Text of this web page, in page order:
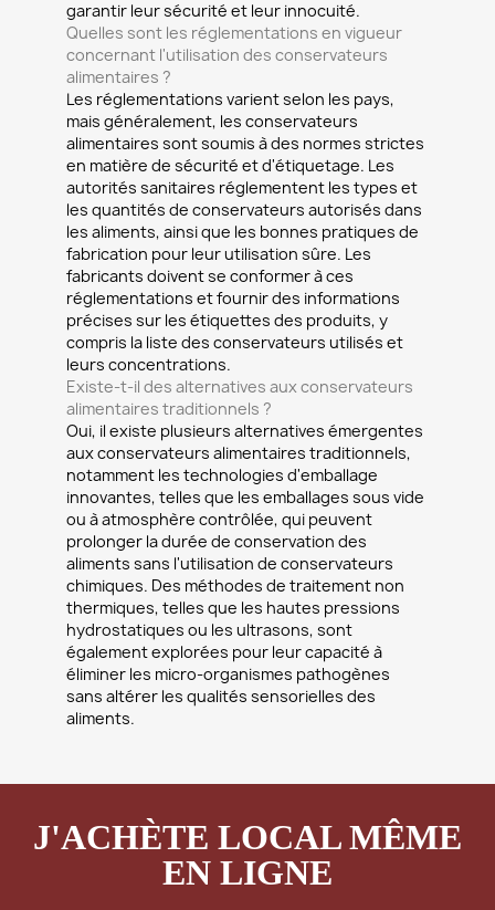
garantir leur sécurité et leur innocuité.
Quelles sont les réglementations en vigueur
concernant l'utilisation des conservateurs
alimentaires ?
Les réglementations varient selon les pays,
mais généralement, les conservateurs
alimentaires sont soumis à des normes strictes
en matière de sécurité et d'étiquetage. Les
autorités sanitaires réglementent les types et
les quantités de conservateurs autorisés dans
les aliments, ainsi que les bonnes pratiques de
fabrication pour leur utilisation sûre. Les
fabricants doivent se conformer à ces
réglementations et fournir des informations
précises sur les étiquettes des produits, y
compris la liste des conservateurs utilisés et
leurs concentrations.
Existe-t-il des alternatives aux conservateurs
alimentaires traditionnels ?
Oui, il existe plusieurs alternatives émergentes
aux conservateurs alimentaires traditionnels,
notamment les technologies d'emballage
innovantes, telles que les emballages sous vide
ou à atmosphère contrôlée, qui peuvent
prolonger la durée de conservation des
aliments sans l'utilisation de conservateurs
chimiques. Des méthodes de traitement non
thermiques, telles que les hautes pressions
hydrostatiques ou les ultrasons, sont
également explorées pour leur capacité à
éliminer les micro-organismes pathogènes
sans altérer les qualités sensorielles des
aliments.
J'ACHÈTE LOCAL MÊME
EN LIGNE